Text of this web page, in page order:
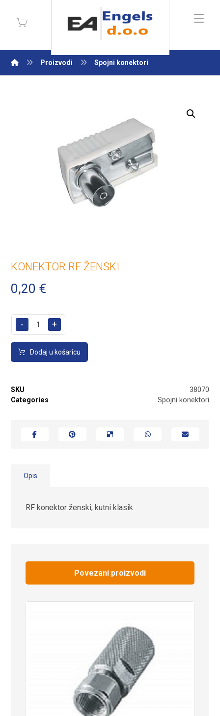
Proizvodi Spojni konektori
KONEKTOR RF ŽENSKI
0,20 €
- +
Dodaj u košaricu
SKU
38070
Categories
Spojni konektori
Opis
RF konektor ženski, kutni klasik
Povezani proizvodi